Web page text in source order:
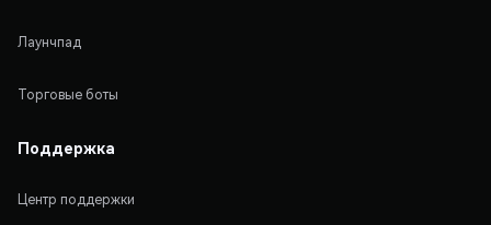
Лаунчпад
Торговые боты
Поддержка
Центр поддержки